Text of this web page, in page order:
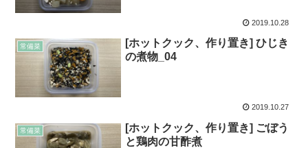
2019.10.28
常備菜
[ホットクック、作り置き] ひじき
の煮物_04
2019.10.27
常備菜
[ホットクック、作り置き] ごぼう
と鶏肉の甘酢煮